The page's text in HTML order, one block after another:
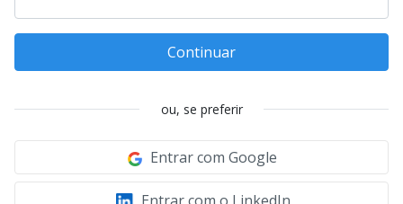
Continuar
ou, se preferir
Entrar com Google